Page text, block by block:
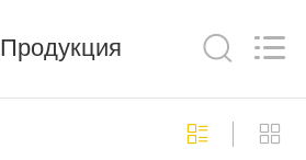
Продукция